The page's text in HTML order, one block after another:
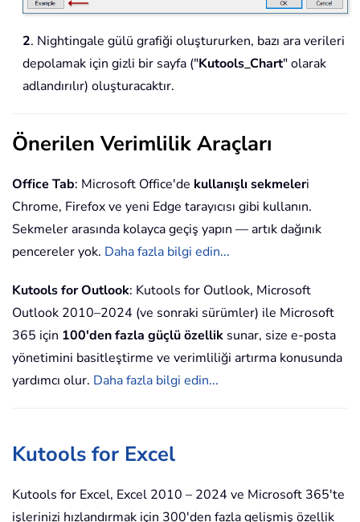
2. Nightingale gülü grafiği oluştururken, bazı ara verileri
depolamak için gizli bir sayfa ("Kutools_Chart" olarak
adlandırılır) oluşturacaktır.
Önerilen Verimlilik Araçları
Office Tab: Microsoft Office'de kullanışlı sekmeleri
Chrome, Firefox ve yeni Edge tarayıcısı gibi kullanın.
Sekmeler arasında kolayca geçiş yapın — artık dağınık
pencereler yok. Daha fazla bilgi edin...
Kutools for Outlook: Kutools for Outlook, Microsoft
Outlook 2010–2024 (ve sonraki sürümler) ile Microsoft
365 için 100'den fazla güçlü özellik sunar, size e-posta
yönetimini basitleştirme ve verimliliği artırma konusunda
yardımcı olur. Daha fazla bilgi edin...
Kutools for Excel
Kutools for Excel, Excel 2010 – 2024 ve Microsoft 365'te
işlerinizi hızlandırmak için 300'den fazla gelişmiş özellik